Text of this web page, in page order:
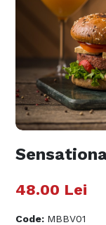
48.00 Lei
Code: MBBV01